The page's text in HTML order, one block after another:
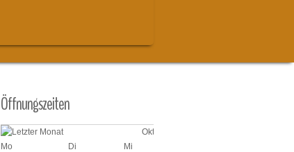
Öffnungszeiten
Oktober 2025
Mo
Di Mi